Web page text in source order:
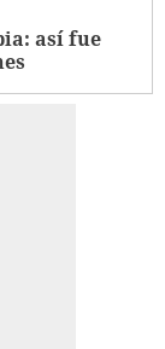
así fue